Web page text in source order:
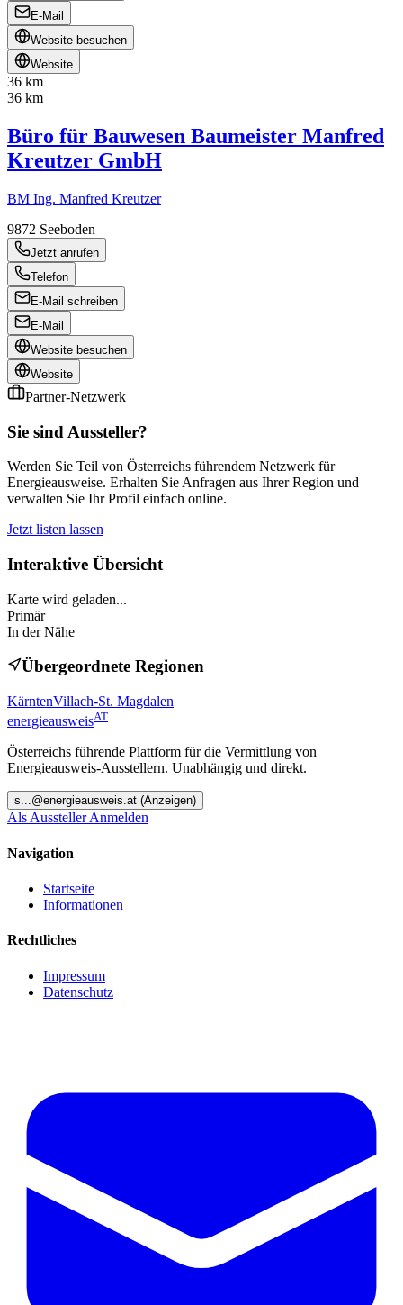
E-Mail
Website besuchen
Website
36 km
36 km
Büro für Bauwesen Baumeister Manfred
Kreutzer GmbH
BM Ing. Manfred Kreutzer
9872 Seeboden
Jetzt anrufen
Telefon
E-Mail schreiben
E-Mail
Website besuchen
Website
Partner-Netzwerk
Sie sind Aussteller?
Werden Sie Teil von Österreichs führendem Netzwerk für
Energieausweise. Erhalten Sie Anfragen aus Ihrer Region und
verwalten Sie Ihr Profil einfach online.
Jetzt listen lassen
Interaktive Übersicht
Karte wird geladen...
Primär
In der Nähe
Übergeordnete Regionen
KärntenVillach-St. Magdalen
energieausweisAT
Österreichs führende Plattform für die Vermittlung von
Energieausweis-Ausstellern. Unabhängig und direkt.
s...@energieausweis.at (Anzeigen)
Als Aussteller Anmelden
Navigation
Startseite
Informationen
Rechtliches
Impressum
Datenschutz